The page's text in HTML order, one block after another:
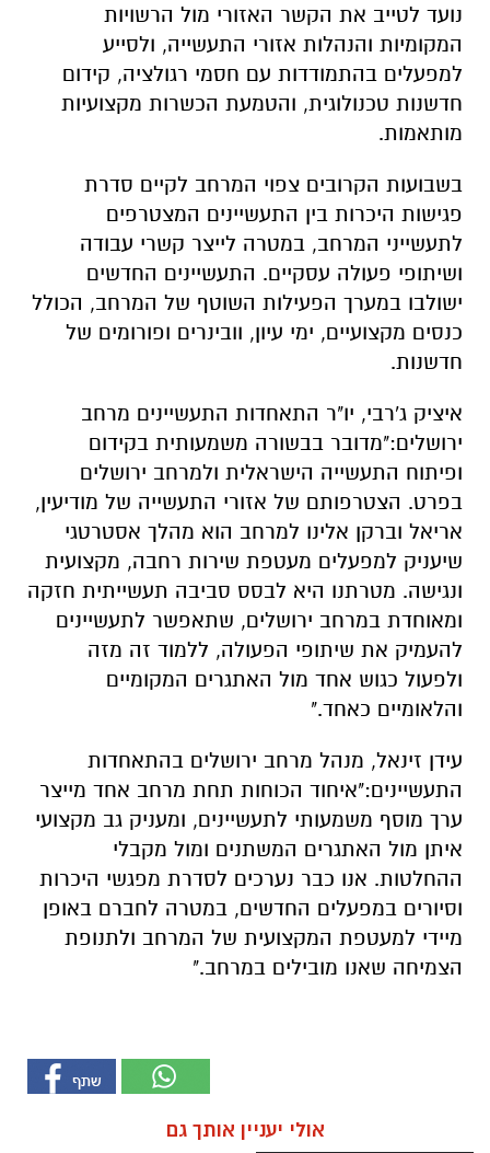
נועד לטייב את הקשר האזורי מול הרשויות
המקומיות והנהלות אזורי התעשייה, ולסייע
למפעלים בהתמודדות עם חסמי רגולציה, קידום
חדשנות טכנולוגית, והטמעת הכשרות מקצועיות
מותאמות.
בשבועות הקרובים צפוי המרחב לקיים סדרת
פגישות היכרות בין התעשיינים המצטרפים
לתעשייני המרחב, במטרה לייצר קשרי עבודה
ושיתופי פעולה עסקיים. התעשיינים החדשים
ישולבו במערך הפעילות השוטף של המרחב, הכולל
כנסים מקצועיים, ימי עיון, וובינרים ופורומים של
חדשנות.
איציק ג'רבי, יו"ר התאחדות התעשיינים מרחב
ירושלים:
"מדובר בבשורה משמעותית בקידום
ופיתוח התעשייה הישראלית ולמרחב ירושלים
בפרט. הצטרפותם של אזורי התעשייה של מודיעין,
אריאל וברקן אלינו למרחב הוא מהלך אסטרטגי
שיעניק למפעלים מעטפת שירות רחבה, מקצועית
ונגישה. מטרתנו היא לבסס סביבה תעשייתית חזקה
ומאוחדת במרחב ירושלים, שתאפשר לתעשיינים
להעמיק את שיתופי הפעולה, ללמוד זה מזה
ולפעול כגוש אחד מול האתגרים המקומיים
והלאומיים כאחד."
עידן זינאל, מנהל מרחב ירושלים בהתאחדות
התעשיינים:
"איחוד הכוחות תחת מרחב אחד מייצר
ערך מוסף משמעותי לתעשיינים, ומעניק גב מקצועי
איתן מול האתגרים המשתנים ומול מקבלי
ההחלטות. אנו כבר נערכים לסדרת מפגשי היכרות
וסיורים במפעלים החדשים, במטרה לחברם באופן
מיידי למעטפת המקצועית של המרחב ולתנופת
הצמיחה שאנו מובילים במרחב."
אולי יעניין אותך גם